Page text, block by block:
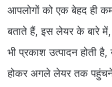
आपलोगों को एक बेहद ही
बताते हैं, इस लेयर के बारे
भी प्रकाश उत्पादन होती
होकर अगले लेयर तक